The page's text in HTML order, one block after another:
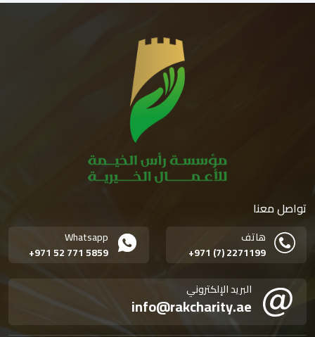
تواصل معنا
هاتف
+971 (7) 2271199
Whatsapp
+971 52 771 5859
البريد الإلكتروني
info@rakcharity.ae